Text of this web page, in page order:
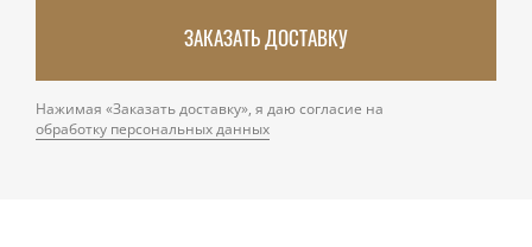
ЗАКАЗАТЬ ДОСТАВКУ
Нажимая «Заказать доставку», я даю согласие на
обработку персональных данных